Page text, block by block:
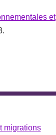
et
migrations